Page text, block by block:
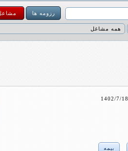
رزومه ها
1402/7/18
بیمه